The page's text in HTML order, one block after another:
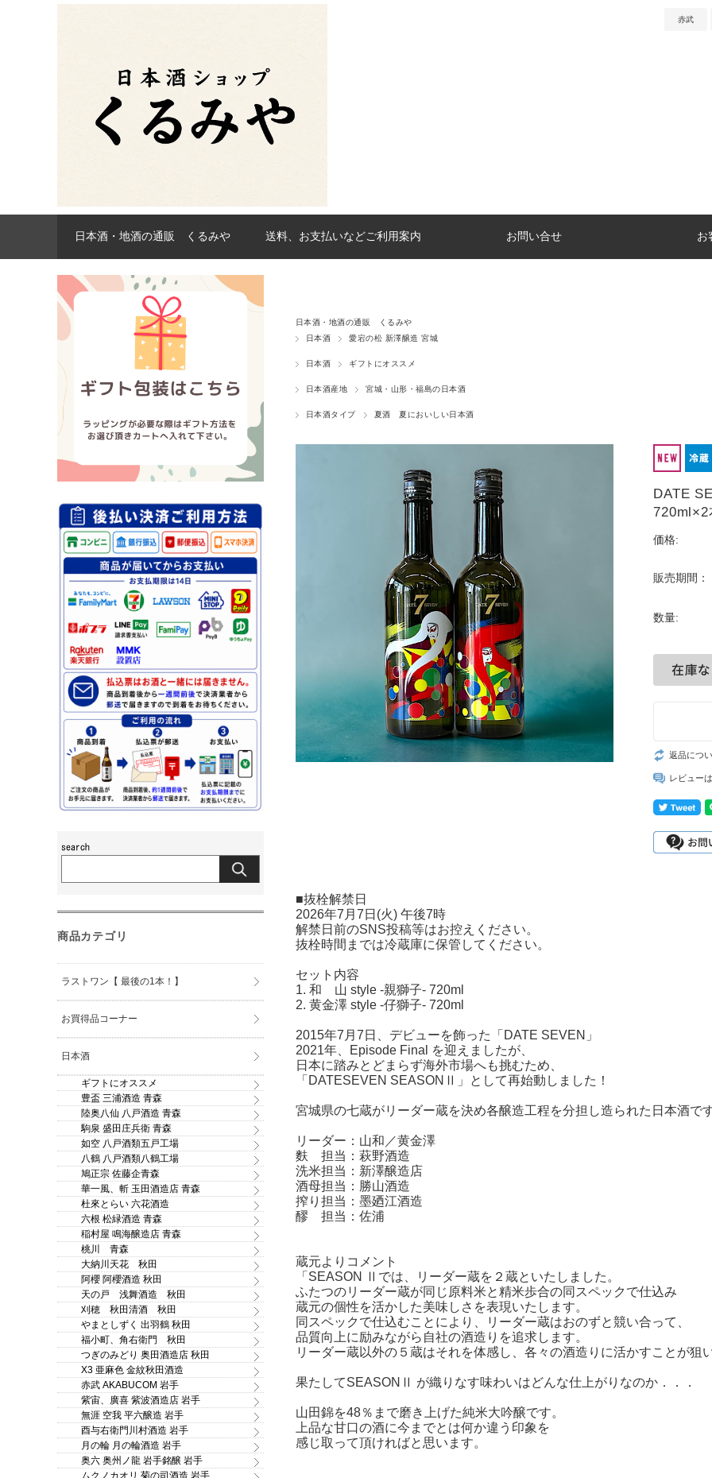
赤武
日本酒・地酒の通販 くるみや 送料、お支払いなどご利用案内 お問い合せ お
日本酒・地酒の通販 くるみや
日本酒
愛宕の松 新澤醸造 宮城
日本酒 ギフトにオススメ
日本酒産地 宮城・山形・福島の日本酒
日本酒タイプ 夏酒 夏においしい日本酒
DATE
720ml×2
価格:
販売期間：
数量:
返品につ
レビュー
■抜栓解禁日
2026年7月7日(火) 午後7時
解禁日前のSNS投稿等はお控えください。
抜栓時間までは冷蔵庫に保管してください。
セット内容
1. 和 山 style -親獅子- 720ml
2. 黄金澤 style -仔獅子- 720ml
2015年7月7日、デビューを飾った「DATE SEVEN」
2021年、Episode Final を迎えましたが、
日本に踏みとどまらず海外市場へも挑むため、
「DATESEVEN SEASONⅡ」として再始動しました！
宮城県の七蔵がリーダー蔵を決め各醸造工程を分担し造られた日本酒です
リーダー：山和／黄金澤
麩 担当：萩野酒造
洗米担当：新澤醸造店
酒母担当：勝山酒造
搾り担当：墨廼江酒造
醪 担当：佐浦
蔵元よりコメント
「SEASON Ⅱでは、リーダー蔵を２蔵といたしました。
ふたつのリーダー蔵が同じ原料米と精米歩合の同スペックで仕込み
蔵元の個性を活かした美味しさを表現いたします。
同スペックで仕込むことにより、リーダー蔵はおのずと競い合って、
品質向上に励みながら自社の酒造りを追求します。
リーダー蔵以外の５蔵はそれを体感し、各々の酒造りに活かすことが狙
果たしてSEASONⅡ が織りなす味わいはどんな仕上がりなのか．．．
山田錦を48％まで磨き上げた純米大吟醸です。
上品な甘口の酒に今までとは何か違う印象を
感じ取って頂ければと思います。
商品カテゴリ
ラストワン【 最後の1本！】
お買得品コーナー
日本酒
ギフトにオススメ
豊盃 三浦酒造 青森
陸奥八仙 八戸酒造 青森
駒泉 盛田庄兵衛 青森
如空 八戸酒類五戸工場
八鶴 八戸酒類八鶴工場
鳩正宗 佐藤企青森
華一風、斬 玉田酒造店 青森
杜來とらい 六花酒造
六根 松緑酒造 青森
稲村屋 鳴海醸造店 青森
桃川 青森
大納川天花 秋田
阿櫻 阿櫻酒造 秋田
天の戸 浅舞酒造 秋田
刈穂 秋田清酒 秋田
やまとしずく 出羽鶴 秋田
福小町、角右衛門 秋田
つぎのみどり 奥田酒造店 秋田
X3 亜麻色 金紋秋田酒造
赤武 AKABUCOM 岩手
紫宙、廣喜 紫波酒造店 岩手
無涯 空我 平六醸造 岩手
酉与右衛門川村酒造 岩手
月の輪 月の輪酒造 岩手
奥六 奥州ノ龍 岩手銘醸 岩手
ムクノカオリ 菊の司酒造 岩手